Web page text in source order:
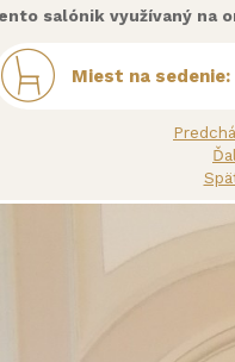
salónik využívaný na
Miest na sedenie: